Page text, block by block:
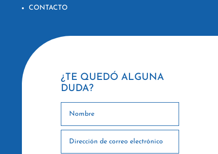
CONTACTO
¿TE QUEDÓ ALGUNA
DUDA?